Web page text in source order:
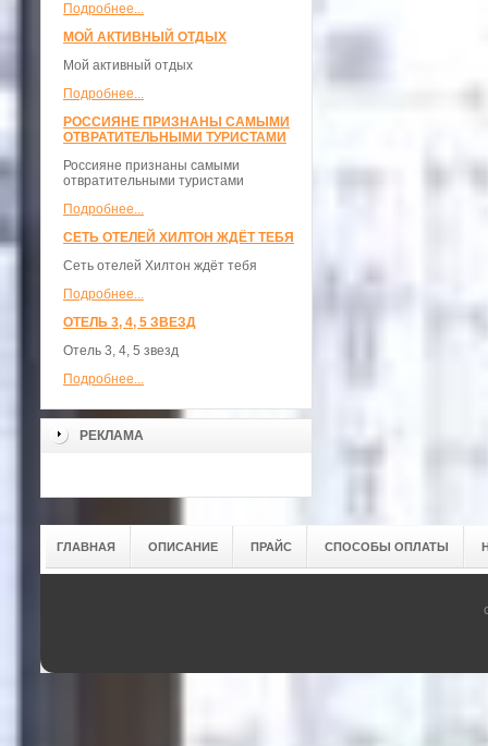
Подробнее...
МОЙ АКТИВНЫЙ ОТДЫХ
Мой активный отдых
Подробнее...
РОССИЯНЕ ПРИЗНАНЫ САМЫМИ
ОТВРАТИТЕЛЬНЫМИ ТУРИСТАМИ
Россияне признаны самыми
отвратительными туристами
Подробнее...
СЕТЬ ОТЕЛЕЙ ХИЛТОН ЖДЁТ ТЕБЯ
Сеть отелей Хилтон ждёт тебя
Подробнее...
ОТЕЛЬ 3, 4, 5 ЗВЕЗД
Отель 3, 4, 5 звезд
Подробнее...
РЕКЛАМА
ГЛАВНАЯ ОПИСАНИЕ ПРАЙС СПОСОБЫ ОПЛАТЫ